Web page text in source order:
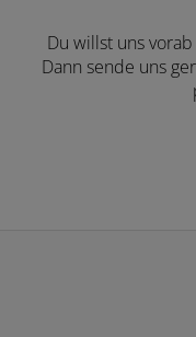
Du willst uns
Dann sende uns